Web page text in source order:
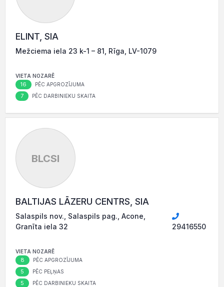
ELINT, SIA
Mežciema iela 23 k-1 – 81, Rīga, LV-1079
VIETA NOZARĒ
16 PĒC APGROZĪJUMA
7 PĒC DARBINIEKU SKAITA
BLCSI
BALTIJAS LĀZERU CENTRS, SIA
Salaspils nov., Salaspils pag., Acone,
Granīta iela 32
29416550
VIETA NOZARĒ
8 PĒC APGROZĪJUMA
5 PĒC PEĻŅAS
5 PĒC DARBINIEKU SKAITA